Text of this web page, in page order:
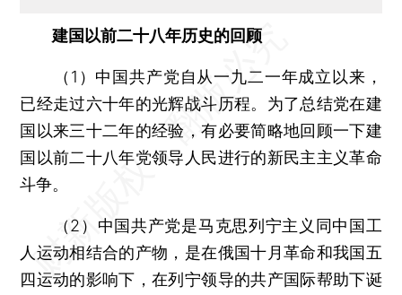
建国以前二十八年历史的回顾
（1）中国共产党自从一九二一年成立以来，
已经走过六十年的光辉战斗历程。为了总结党在建
国以来三十二年的经验，有必要简略地回顾一下建
国以前二十八年党领导人民进行的新民主主义革命
斗争。
（2）中国共产党是马克思列宁主义同中国工
人运动相结合的产物，是在俄国十月革命和我国五
四运动的影响下，在列宁领导的共产国际帮助下诞